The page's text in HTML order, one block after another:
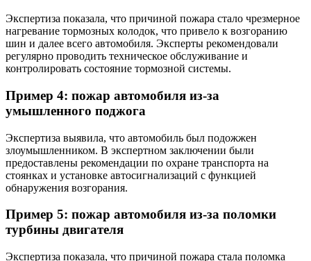
Экспертиза показала, что причиной пожара стало чрезмерное
нагревание тормозных колодок, что привело к возгоранию
шин и далее всего автомобиля. Эксперты рекомендовали
регулярно проводить техническое обслуживание и
контролировать состояние тормозной системы.
Пример 4: пожар автомобиля из-за
умышленного поджога
Экспертиза выявила, что автомобиль был подожжен
злоумышленником. В экспертном заключении были
предоставлены рекомендации по охране транспорта на
стоянках и установке автосигнализаций с функцией
обнаружения возгорания.
Пример 5: пожар автомобиля из-за поломки
турбины двигателя
Экспертиза показала, что причиной пожара стала поломка